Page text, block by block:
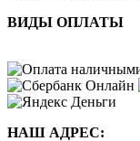
ВИДЫ ОПЛАТЫ
НАШ АДРЕС: